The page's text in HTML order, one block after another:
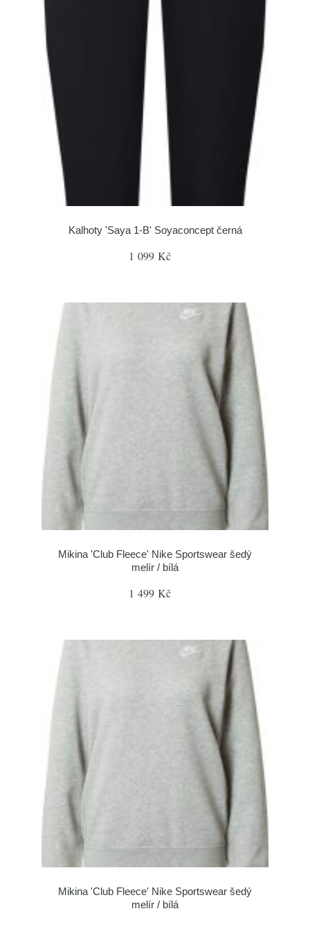
Kalhoty 'Saya 1-B' Soyaconcept černá
1 099 Kč
Mikina 'Club Fleece' Nike Sportswear šedý
melír / bílá
1 499 Kč
Mikina 'Club Fleece' Nike Sportswear šedý
melír / bílá